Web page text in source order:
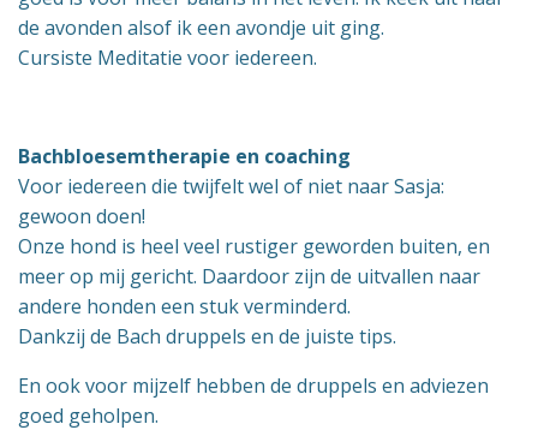
de avonden alsof ik een avondje uit ging.
Cursiste Meditatie voor iedereen.
Bachbloesemtherapie en coaching
Voor iedereen die twijfelt wel of niet naar Sasja:
gewoon doen!
Onze hond is heel veel rustiger geworden buiten, en
meer op mij gericht. Daardoor zijn de uitvallen naar
andere honden een stuk verminderd.
Dankzij de Bach druppels en de juiste tips.
En ook voor mijzelf hebben de druppels en adviezen
goed geholpen.